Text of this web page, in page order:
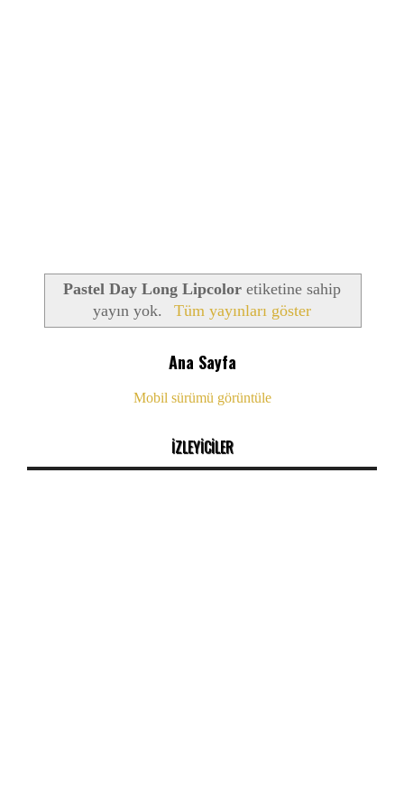
Pastel Day Long Lipcolor etiketine sahip
yayın yok.
Tüm yayınları göster
Ana Sayfa
Mobil sürümü görüntüle
İZLEYİCİLER